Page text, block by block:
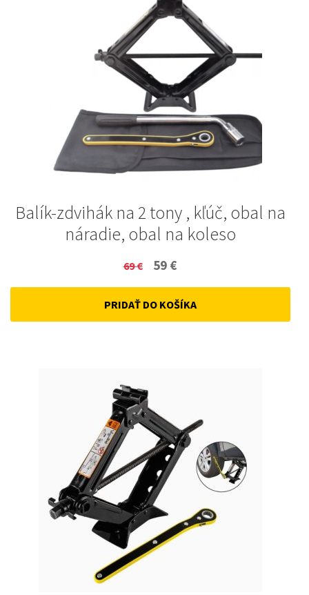
Balík-zdvihák na 2 tony , kľúč, obal na
náradie, obal na koleso
69€
Original
price
was:
59 €
price
is:
PRIDAŤ DO KOŠÍKA